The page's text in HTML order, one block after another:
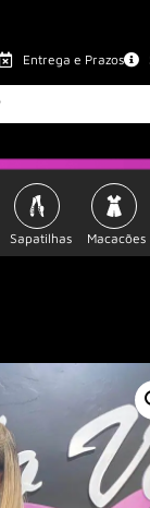
Entrega e Prazos
Sapatilhas Macacões